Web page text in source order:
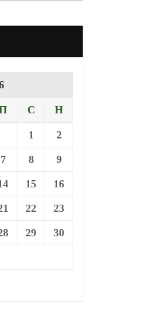
С Н
1 2
7 8 9
15 16
22 23
29 30